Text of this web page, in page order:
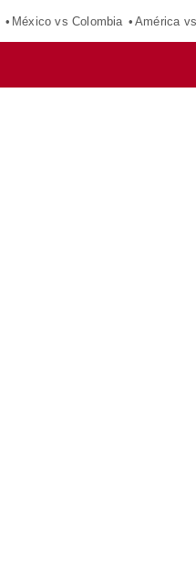
México vs Colombia América